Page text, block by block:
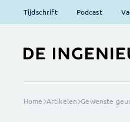
Tijdschrift Podcast
Home Artikelen Gewenste